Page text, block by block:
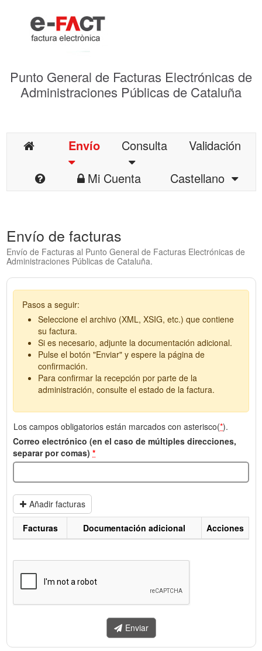
Punto General de Facturas Electrónicas de
Administraciones Públicas de Cataluña
Envío Consulta
Validación
Mi Cuenta
Castellano
Envío de facturas
Envío de Facturas al Punto General de Facturas Electrónicas de
Administraciones Públicas de Cataluña.
Pasos a seguir:
Seleccione el archivo (XML, XSIG, etc.) que contiene
su factura.
Si es necesario, adjunte la documentación adicional.
Pulse el botón "Enviar" y espere la página de
confirmación.
Para confirmar la recepción por parte de la
administración, consulte el estado de la factura.
Los campos obligatorios están marcados con asterisco(*).
Correo electrónico (en el caso de múltiples direcciones,
separar por comas) *
Añadir facturas
enviar.
Facturas Documentación adicional Acciones
Enviar